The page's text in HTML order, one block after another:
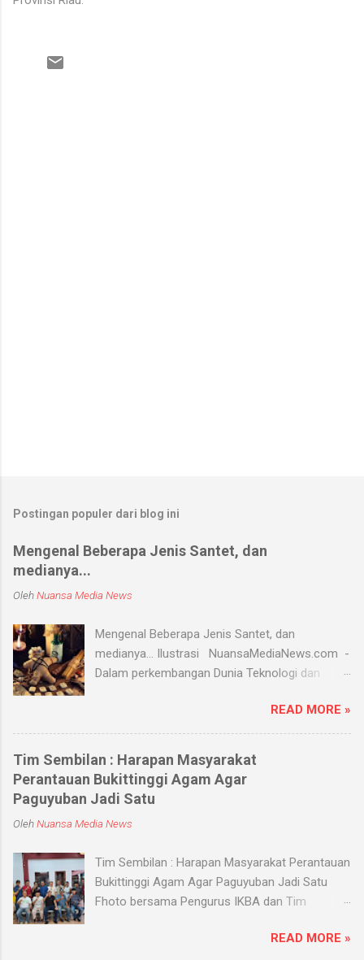
ditimpa kebahagiaan ...
Postingan populer dari blog ini
Mengenal Beberapa Jenis Santet, dan
medianya...
OlehNuansa Media News
Mengenal Beberapa Jenis Santet, dan
medianya... Ilustrasi NuansaMediaNews.com -
Dalam perkembangan Dunia Teknologi dan
yang hingga saat ini masih ada dan berkembang
di masyarakat. Menurut Kamus Besar Bahasa
Indonesia (KBBI) santet berarti sihir, menyihir.
Ilmu Santet merupakan aliran ilmu hitam yang
digunakan untuk mengendalikan alam seperti
supranatural dari paranormal. Biasanya, santet
membahayakan orang lain. Banyak medium
yang digunakan oleh paranormal untuk
menyantet seseorang, diantaranya boneka,
lagi. Medium-medium tersebut 'dikirim' oleh
READ MORE »
Tim Sembilan : Harapan Masyarakat
Perantauan Bukittinggi Agam Agar
Paguyuban Jadi Satu
OlehNuansa Media News
Tim Sembilan : Harapan Masyarakat Perantauan
Bukittinggi Agam Agar Paguyuban Jadi Satu
Fhoto bersama Pengurus IKBA dan Tim
Menjalin silaturahmi dengan sebuah organisasi
READ MORE »